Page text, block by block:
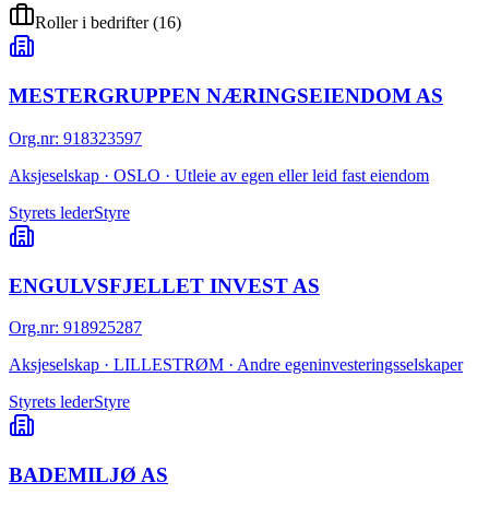
Roller i bedrifter(16)
MESTERGRUPPEN NÆRINGSEIENDOM AS
Org.nr: 918323597
Aksjeselskap · OSLO · Utleie av egen eller leid fast eiendom
Styrets lederStyre
ENGULVSFJELLET INVEST AS
Org.nr: 918925287
Aksjeselskap · LILLESTRØM · Andre egeninvesteringsselskaper
Styrets lederStyre
BADEMILJØ AS